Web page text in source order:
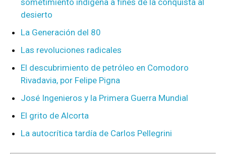
sometimiento indígena a fines de la conquista al
desierto
La Generación del 80
Las revoluciones radicales
El descubrimiento de petróleo en Comodoro
Rivadavia, por Felipe Pigna
José Ingenieros y la Primera Guerra Mundial
El grito de Alcorta
La autocrítica tardía de Carlos Pellegrini